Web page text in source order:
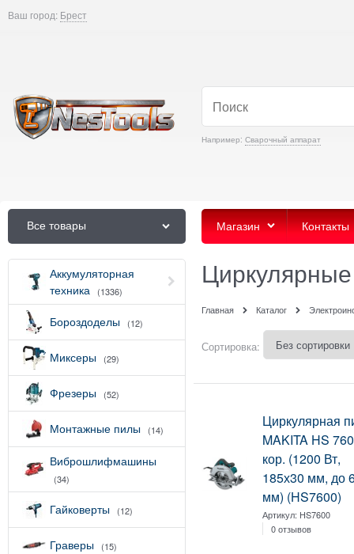
Ваш город: Брест
Например: Сварочный аппарат
Все товары Магазин Контакты
Аккумуляторная
техника
(1336)
Бороздоделы (12)
Миксеры (29)
Фрезеры (52)
Монтажные пилы (14)
Виброшлифмашины
(34)
Гайковерты (12)
Граверы (15)
Главная Каталог
Сортировка:
Циркулярная
MAKITA HS
кор. (1200 Вт,
185х30 мм, до
мм) (HS7600)
Артикул: HS7600
0 отзывов